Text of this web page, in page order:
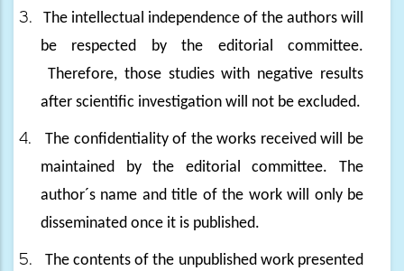
3.
The intellectual independence of the authors will
be respected by the editorial committee.
Therefore, those studies with negative results
after scientific investigation will not be excluded.
4.
The confidentiality of the works received will be
maintained by the editorial committee. The
author´s name and title of the work will only be
disseminated once it is published.
5.
The contents of the unpublished work presented